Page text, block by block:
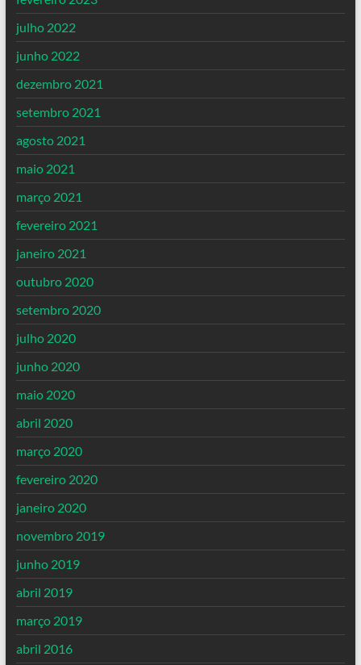
julho 2022
junho 2022
dezembro 2021
setembro 2021
agosto 2021
maio 2021
março 2021
fevereiro 2021
janeiro 2021
outubro 2020
setembro 2020
julho 2020
junho 2020
maio 2020
abril 2020
março 2020
fevereiro 2020
janeiro 2020
novembro 2019
junho 2019
abril 2019
março 2019
abril 2016